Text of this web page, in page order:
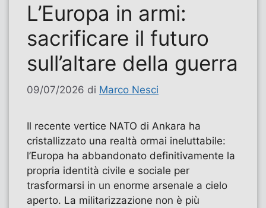
L’Europa in armi:
sacrificare il futuro
sull’altare della guerra
09/07/2026 di Marco Nesci
Il recente vertice NATO di Ankara ha
cristallizzato una realtà ormai ineluttabile:
l’Europa ha abbandonato definitivamente la
propria identità civile e sociale per
trasformarsi in un enorme arsenale a cielo
aperto. La militarizzazione non è più